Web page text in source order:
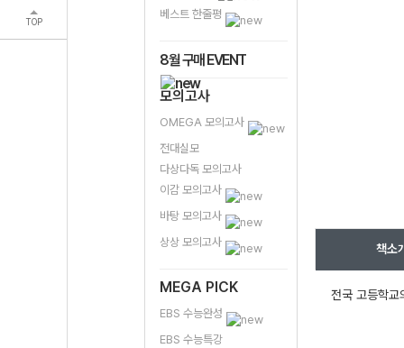
TOP
베스트 한줄평
8월 구매 EVENT
모의고사
OMEGA 모의고사
전대실모
다상다독 모의고사
이감 모의고사
바탕 모의고사
상상 모의고사
MEGA PICK
EBS 수능완성
EBS 수능특강
책소
전국 고등학교